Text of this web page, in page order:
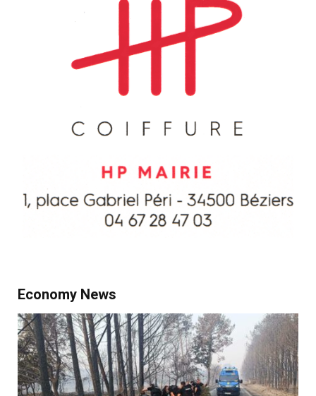
Economy News